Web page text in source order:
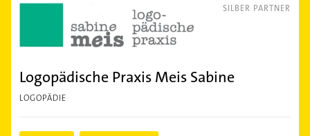
SILBER PARTNER
Logopädische Praxis Meis Sabine
LOGOPÄDIE